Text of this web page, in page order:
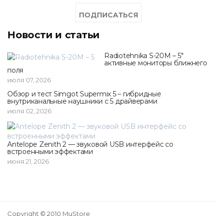
Новости и статьи
Radiotehnika S-20M – 5"
активные мониторы ближнего
поля
июля 07, 2026
Обзор и тест Simgot Supermix 5 – гибридные
внутриканальные наушники с 5 драйверами
июля 02, 2026
Antelope Zenith 2 — звуковой USB интерфейс со
встроенными эффектами
июня 21, 2026
Copyright © 2010 MuStore